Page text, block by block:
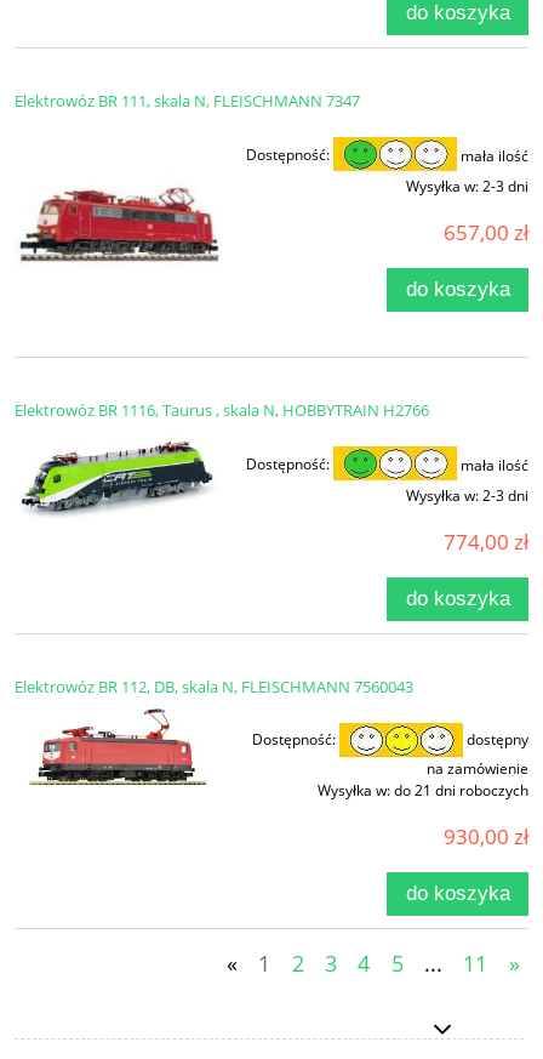
do koszyka
Elektrowóz BR 111, skala N, FLEISCHMANN 7347
Dostępność:
mała ilość
Wysyłka w:2-3 dni
657,00 zł
do koszyka
Elektrowóz BR 1116, Taurus , skala N, HOBBYTRAIN H2766
Dostępność:
mała ilość
Wysyłka w:2-3 dni
774,00 zł
do koszyka
Elektrowóz BR 112, DB, skala N, FLEISCHMANN 7560043
Dostępność:
dostępny
na zamówienie
Wysyłka w:do 21 dni roboczych
930,00 zł
do koszyka
« 1 2 3 4 5 ... 11 »